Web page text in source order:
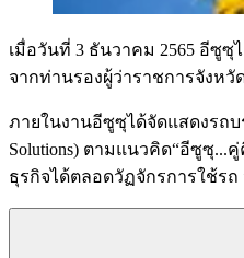
เมื่อวันที่ 3 ธันวาคม 2565 อีซู
จากท่านรองผู้ว่าราชการจังห
ภายในงานอีซูซุได้จัดแสดงรถ
Solutions) ตามแนวคิด“อีซูซุ
ธุรกิจได้ตลอดวัฏจักรการใช้รถ